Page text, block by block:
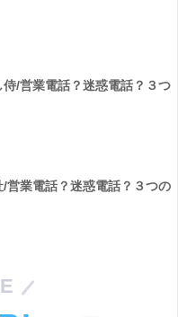
/営業電話？迷惑電話？３つ
営業電話？迷惑電話？３つの